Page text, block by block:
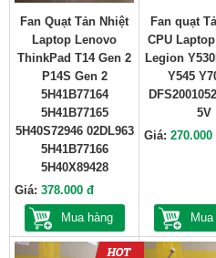
Fan Quạt Tản Nhiệt
Laptop Lenovo
ThinkPad T14 Gen 2
P14S Gen 2
5H41B77164
5H41B77165
5H40S72946 02DL963
5H41B77166
5H40X89428
Giá: 378.000 đ
Mua hàng
Fan quạt
CPU
Legion
Y545
5V
Giá:270.000